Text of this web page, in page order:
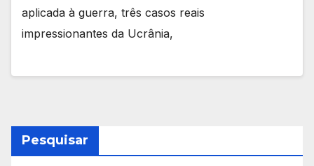
aplicada à guerra, três casos reais
impressionantes da Ucrânia,
Pesquisar